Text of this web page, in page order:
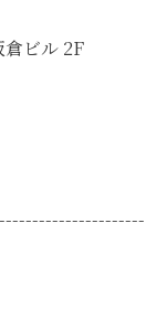
ビル 2F